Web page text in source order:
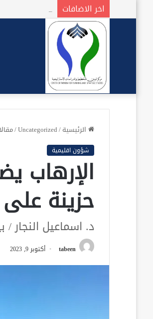
اخر الاضافات
الرئيسية/
Uncategorized
/
شؤون اقليمية
الإرهاب
حزينة
د. اسماعيل النجار /
tabeen أكتوبر 9, 2023